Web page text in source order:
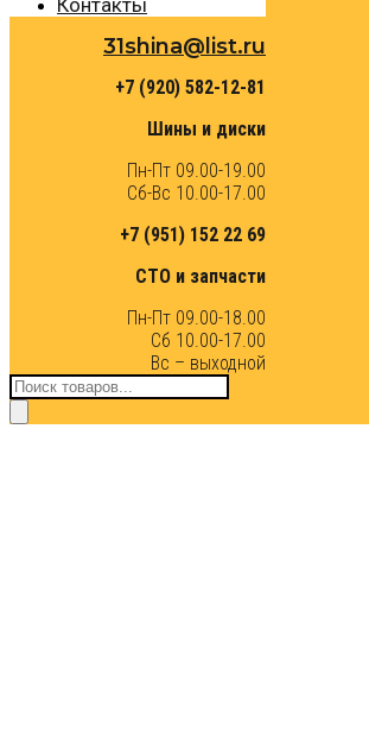
Контакты
31shina@list.ru
+7 (920) 582-12-81
Шины и диски
Пн-Пт 09.00-19.00
Сб-Вс 10.00-17.00
+7 (951) 152 22 69
СТО и запчасти
Пн-Пт 09.00-18.00
Сб 10.00-17.00
Вс – выходной
Поиск
товаров